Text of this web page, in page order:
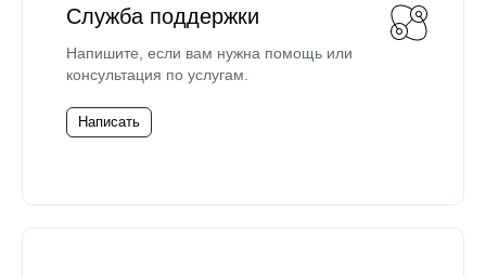
Служба поддержки
Напишите, если вам нужна помощь или
консультация по услугам.
Написать